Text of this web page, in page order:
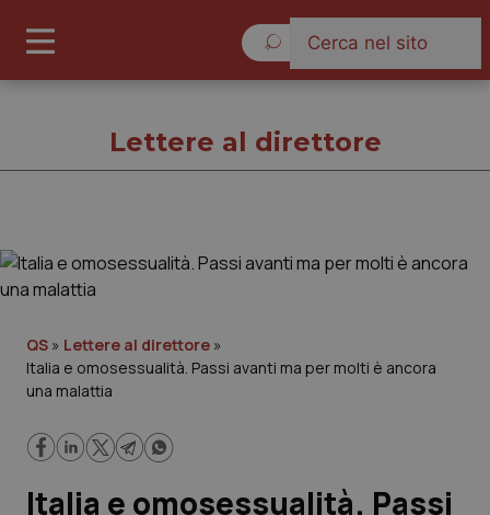
Governo e Parlamento
Regioni e Asl
Lavoro e Professioni
Lettere al direttore
QS » Lettere al direttore »
Italia e omosessualità. Passi avanti ma per molti è ancora
una malattia
Italia e omosessualità. Passi